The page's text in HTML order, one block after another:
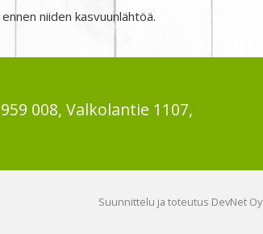
niiden kasvuunlähtöä.
008, Valkolantie 1107,
Suunnittelu ja toteutus DevNet Oy